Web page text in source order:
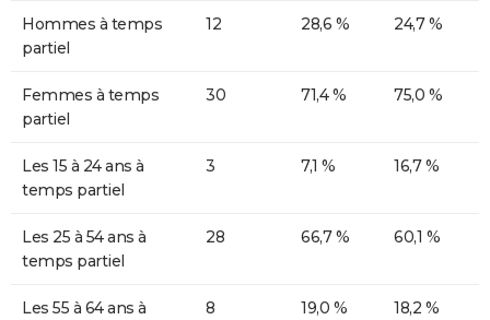
Hommes à temps
partiel
12 28,6 % 24,7 %
Femmes à temps
partiel
30 71,4 % 75,0 %
Les 15 à 24 ans à
temps partiel
3 7,1 % 16,7 %
Les 25 à 54 ans à
temps partiel
28 66,7 % 60,1 %
Les 55 à 64 ans à
8 19,0 % 18,2 %